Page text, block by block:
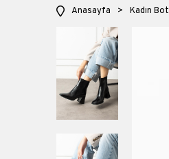
Anasayfa > Kadın Bot